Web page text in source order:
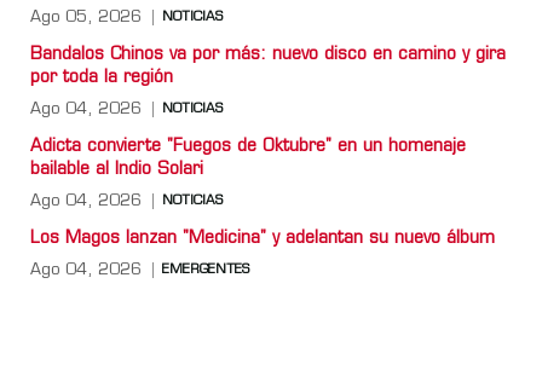
Ago 05, 2026 NOTICIAS
Bandalos Chinos va por más: nuevo disco en camino y gira
por toda la región
Ago 04, 2026 NOTICIAS
Adicta convierte "Fuegos de Oktubre" en un homenaje
bailable al Indio Solari
Ago 04, 2026 NOTICIAS
Los Magos lanzan "Medicina" y adelantan su nuevo álbum
Ago 04, 2026 EMERGENTES